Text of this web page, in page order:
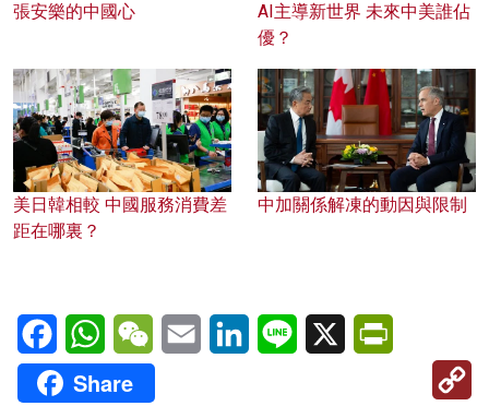
張安樂的中國心
AI主導新世界 未來中美誰佔
優？
美日韓相較 中國服務消費差
距在哪裏？
中加關係解凍的動因與限制
FacebookWhatsAppWeChatEmail LinkedInLine X
Share